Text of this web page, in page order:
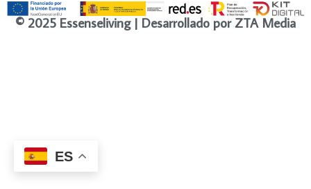
© 2025 Essenseliving | Desarrollado por ZTA Media
ES